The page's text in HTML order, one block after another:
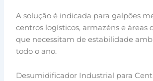
A solução é indicada para galpões
centros logísticos, armazéns e áreas
que necessitam de estabilidade
todo o ano.
Desumidificador Industrial para